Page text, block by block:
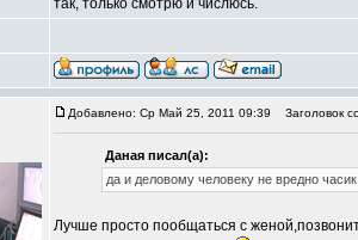
так, только смотрю и числюсь.
Добавлено: Ср Май 25, 2011 09:39 Заголовок
Даная писал(а):
да и деловому человеку не вредно
Лучше просто пообщаться с